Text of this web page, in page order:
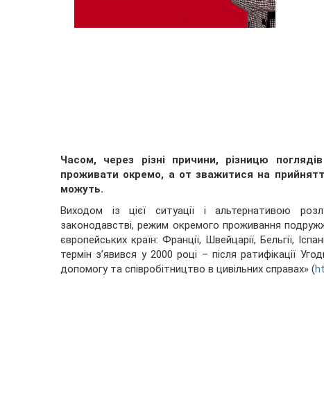
Часом, через різні причини, різницю
проживати окремо, а от зважитися на
можуть.
Виходом із цієї ситуації і альтернативою
законодавстві, режим окремого проживання
європейських країн: Франції, Швейцарії, Бельгії,
термін з’явився у 2000 році – після ратифікації
допомогу та співробітництво в цивільних справах» (